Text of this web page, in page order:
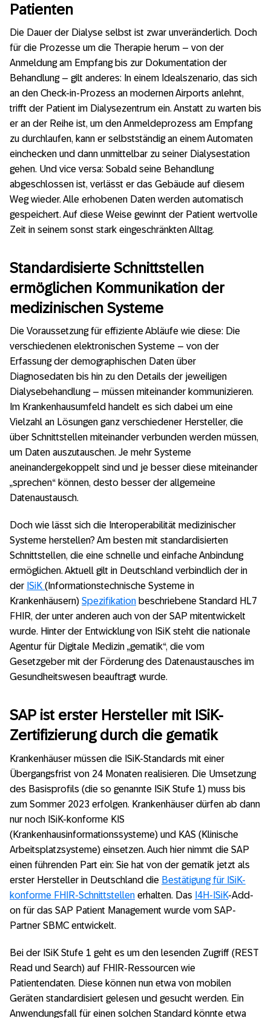
Patienten
Die Dauer der Dialyse selbst ist zwar unveränderlich. Doch
für die Prozesse um die Therapie herum – von der
Anmeldung am Empfang bis zur Dokumentation der
Behandlung – gilt anderes: In einem Idealszenario, das sich
an den Check-in-Prozess an modernen Airports anlehnt,
trifft der Patient im Dialysezentrum ein. Anstatt zu warten bis
er an der Reihe ist, um den Anmeldeprozess am Empfang
zu durchlaufen, kann er selbstständig an einem Automaten
einchecken und dann unmittelbar zu seiner Dialysestation
gehen. Und vice versa: Sobald seine Behandlung
abgeschlossen ist, verlässt er das Gebäude auf diesem
Weg wieder. Alle erhobenen Daten werden automatisch
gespeichert. Auf diese Weise gewinnt der Patient wertvolle
Zeit in seinem sonst stark eingeschränkten Alltag.
Standardisierte Schnittstellen
ermöglichen Kommunikation der
medizinischen Systeme
Die Voraussetzung für effiziente Abläufe wie diese: Die
verschiedenen elektronischen Systeme – von der
Erfassung der demographischen Daten über
Diagnosedaten bis hin zu den Details der jeweiligen
Dialysebehandlung – müssen miteinander kommunizieren.
Im Krankenhausumfeld handelt es sich dabei um eine
Vielzahl an Lösungen ganz verschiedener Hersteller, die
über Schnittstellen miteinander verbunden werden müssen,
um Daten auszutauschen. Je mehr Systeme
aneinandergekoppelt sind und je besser diese miteinander
„sprechen“ können, desto besser der allgemeine
Datenaustausch.
Doch wie lässt sich die Interoperabilität medizinischer
Systeme herstellen? Am besten mit standardisierten
Schnittstellen, die eine schnelle und einfache Anbindung
ermöglichen. Aktuell gilt in Deutschland verbindlich der in
der ISiK (Informationstechnische Systeme in
Krankenhäusern) Spezifikation beschriebene Standard HL7
FHIR, der unter anderen auch von der SAP mitentwickelt
wurde. Hinter der Entwicklung von ISiK steht die nationale
Agentur für Digitale Medizin „gematik“, die vom
Gesetzgeber mit der Förderung des Datenaustausches im
Gesundheitswesen beauftragt wurde.
SAP ist erster Hersteller mit ISiK-
Zertifizierung durch die gematik
Krankenhäuser müssen die ISiK-Standards mit einer
Übergangsfrist von 24 Monaten realisieren. Die Umsetzung
des Basisprofils (die so genannte ISiK Stufe 1) muss bis
zum Sommer 2023 erfolgen. Krankenhäuser dürfen ab dann
nur noch ISiK-konforme KIS
(Krankenhausinformationssysteme) und KAS (Klinische
Arbeitsplatzsysteme) einsetzen. Auch hier nimmt die SAP
einen führenden Part ein: Sie hat von der gematik jetzt als
erster Hersteller in Deutschland die Bestätigung für ISiK-
konforme FHIR-Schnittstellen erhalten. Das I4H-ISiK-Add-
on für das SAP Patient Management wurde vom SAP-
Partner SBMC entwickelt.
Bei der ISiK Stufe 1 geht es um den lesenden Zugriff (REST
Read und Search) auf FHIR-Ressourcen wie
Patientendaten. Diese können nun etwa von mobilen
Geräten standardisiert gelesen und gesucht werden. Ein
Anwendungsfall für einen solchen Standard könnte etwa